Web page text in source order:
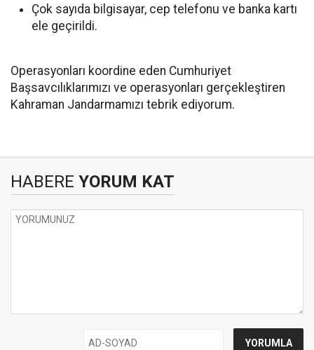
Çok sayıda bilgisayar, cep telefonu ve banka kartı
ele geçirildi.
Operasyonları koordine eden Cumhuriyet
Başsavcılıklarımızı ve operasyonları gerçekleştiren
Kahraman Jandarmamızı tebrik ediyorum.
HABERE YORUM KAT